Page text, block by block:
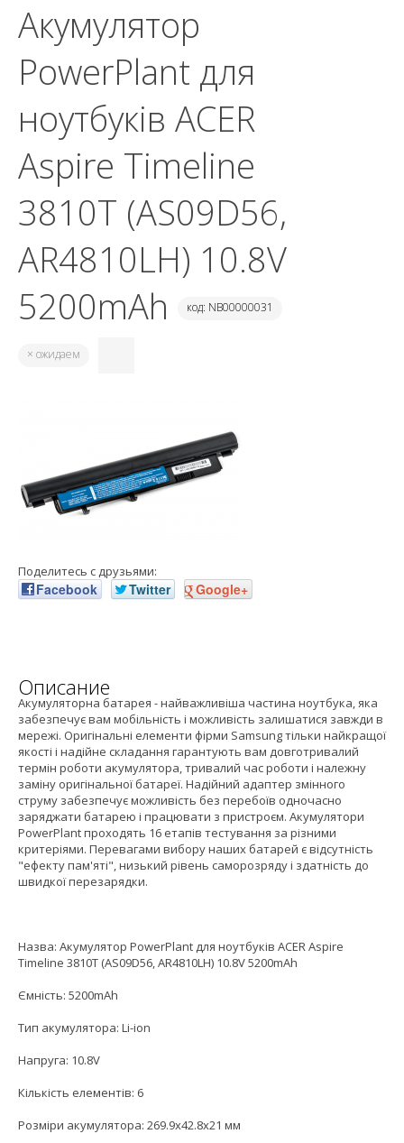
Акумулятор
PowerPlant для
ноутбуків ACER
Aspire Timeline
3810T (AS09D56,
AR4810LH) 10.8V
5200mAh
код: NB00000031
× ожидаем
Поделитесь с друзьями:
Facebook Twitter Google+
Описание
Акумуляторна батарея - найважливіша частина ноутбука, яка
забезпечує вам мобільність і можливість залишатися завжди в
мережі. Оригінальні елементи фірми Samsung тільки найкращої
якості і надійне складання гарантують вам довготривалий
термін роботи акумулятора, тривалий час роботи і належну
заміну оригінальної батареї. Надійний адаптер змінного
струму забезпечує можливість без перебоїв одночасно
заряджати батарею і працювати з пристроєм. Акумулятори
PowerPlant проходять 16 етапів тестування за різними
критеріями. Перевагами вибору наших батарей є відсутність
"ефекту пам'яті", низький рівень саморозряду і здатність до
швидкої перезарядки.
Назва: Акумулятор PowerPlant для ноутбуків ACER Aspire
Timeline 3810T (AS09D56, AR4810LH) 10.8V 5200mAh
Ємність: 5200mAh
Тип акумулятора: Li-ion
Напруга: 10.8V
Кількість елементів: 6
Розміри акумулятора: 269.9x42.8x21 мм